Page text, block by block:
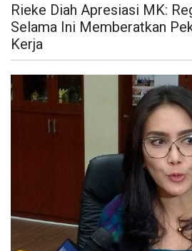
Rieke Diah Apresiasi MK:
Selama Ini Memberatkan
Kerja